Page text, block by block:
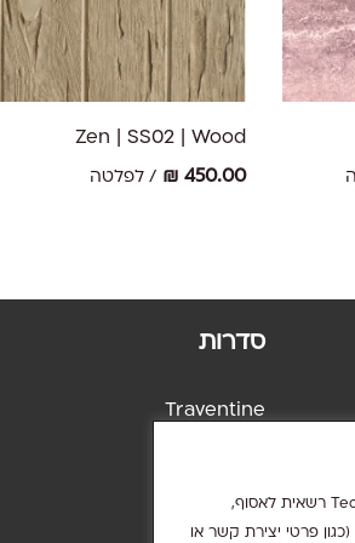
בשימושך באתר זה, הנך מסכים/ה כי Techstone רשאית לאסוף,
פרטי יצירת קשר או
בחר אפשרויות
למוצר
זה
מספר
סוגים.
בעמוד
המוצר
Zen | SS02 | Wood
₪450.00 / לפלטה
סדרות
Traventine